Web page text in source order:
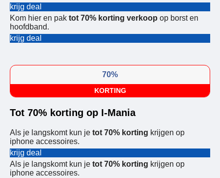
krijg deal
Kom hier en pak tot 70% korting verkoop op borst en
hoofdband.
krijg deal
70%
KORTING
Tot 70% korting op I-Mania
Als je langskomt kun je tot 70% korting krijgen op
iphone accessoires.
krijg deal
Als je langskomt kun je tot 70% korting krijgen op
iphone accessoires.